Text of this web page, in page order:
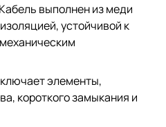
выполнен из меди
устойчивой к
элементы,
короткого замыкания и